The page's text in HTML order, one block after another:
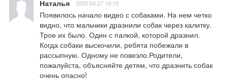
Наталья 2025.04.27 19:15
Появилось начало видео с собаками. На нем четко
видно, что мальчики дразнили собак через калитку.
Трое их было. Один с палкой, которой дразнил.
Когда собаки выскочили, ребята побежали в
рассыпную. Одному не повезло.Родители,
пожалуйста, объясняйте детям, что дразнить собак
очень опасно!